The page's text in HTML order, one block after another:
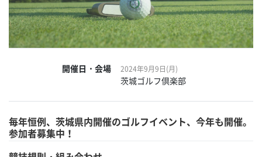
開催日・会場 2024年9月9日(月)
茨城ゴルフ倶楽部
毎年恒例、茨城県内開催のゴルフイベント、今年も開催。
参加者募集中！